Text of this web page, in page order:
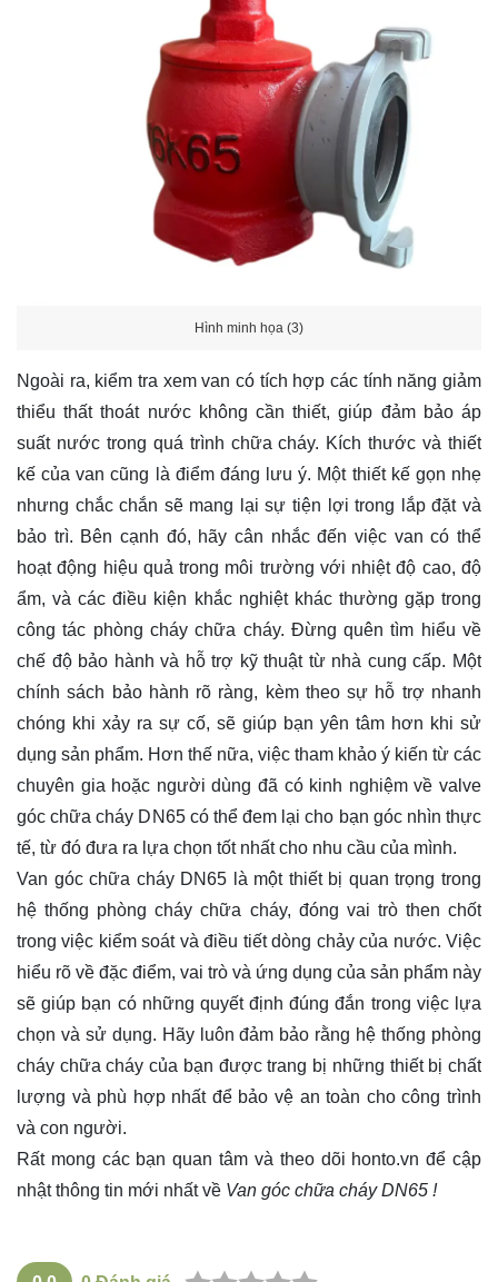
Hình minh họa (3)
Ngoài ra, kiểm tra xem van có tích hợp các tính năng giảm
thiểu thất thoát nước không cần thiết, giúp đảm bảo áp
suất nước trong quá trình chữa cháy. Kích thước và thiết
kế của van cũng là điểm đáng lưu ý. Một thiết kế gọn nhẹ
nhưng chắc chắn sẽ mang lại sự tiện lợi trong lắp đặt và
bảo trì. Bên cạnh đó, hãy cân nhắc đến việc van có thể
hoạt động hiệu quả trong môi trường với nhiệt độ cao, độ
ẩm, và các điều kiện khắc nghiệt khác thường gặp trong
công tác phòng cháy chữa cháy. Đừng quên tìm hiểu về
chế độ bảo hành và hỗ trợ kỹ thuật từ nhà cung cấp. Một
chính sách bảo hành rõ ràng, kèm theo sự hỗ trợ nhanh
chóng khi xảy ra sự cố, sẽ giúp bạn yên tâm hơn khi sử
dụng sản phẩm. Hơn thế nữa, việc tham khảo ý kiến từ các
chuyên gia hoặc người dùng đã có kinh nghiệm về valve
góc chữa cháy DN65 có thể đem lại cho bạn góc nhìn thực
tế, từ đó đưa ra lựa chọn tốt nhất cho nhu cầu của mình.
Van góc chữa cháy DN65 là một thiết bị quan trọng trong
hệ thống phòng cháy chữa cháy, đóng vai trò then chốt
trong việc kiểm soát và điều tiết dòng chảy của nước. Việc
hiểu rõ về đặc điểm, vai trò và ứng dụng của sản phẩm này
sẽ giúp bạn có những quyết định đúng đắn trong việc lựa
chọn và sử dụng. Hãy luôn đảm bảo rằng hệ thống phòng
cháy chữa cháy của bạn được trang bị những thiết bị chất
lượng và phù hợp nhất để bảo vệ an toàn cho công trình
và con người.
Rất mong các bạn quan tâm và theo dõi honto.vn để cập
nhật thông tin mới nhất về Van góc chữa cháy DN65 !